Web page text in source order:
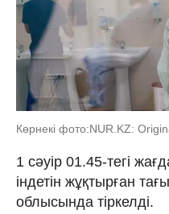
Көрнекі фото:NUR.KZ:
1 сәуір 01.45-тегі
індетін жұқтырған
облысында тiркелді.